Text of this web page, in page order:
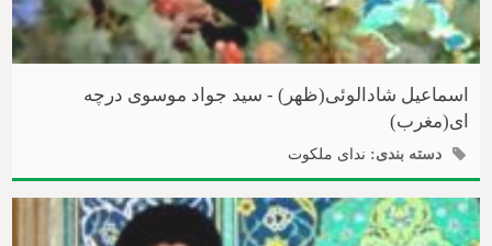
اسماعیل شادالوئی(ظهر) - سید جواد موسوی درچه
ای(مغرب)
دسته بندی: ندای ملکوت